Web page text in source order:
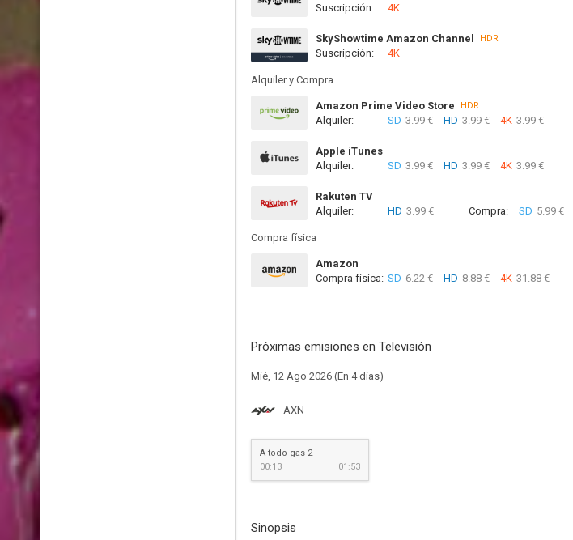
Suscripción: 4K
SkyShowtime Amazon Channel HDR
Suscripción: 4K
Alquiler y Compra
Amazon Prime Video Store HDR
Alquiler: SD 3.99 € HD 3.99 € 4K 3.99 €
Apple iTunes
Alquiler:
SD 3.99 € HD 3.99 € 4K 3.99 €
Rakuten TV
Alquiler:
HD 3.99 € Compra: SD 5.99 €
Compra física
Amazon
Compra física: SD 6.22 € HD 8.88 € 4K 31.88 €
Próximas emisiones en Televisión
Mié, 12 Ago 2026 (En 4 días)
AXN
A todo gas 2
00:13
01:53
Sinopsis